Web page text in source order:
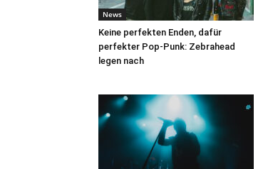
News
Keine perfekten Enden, dafür
perfekter Pop-Punk: Zebrahead
legen nach